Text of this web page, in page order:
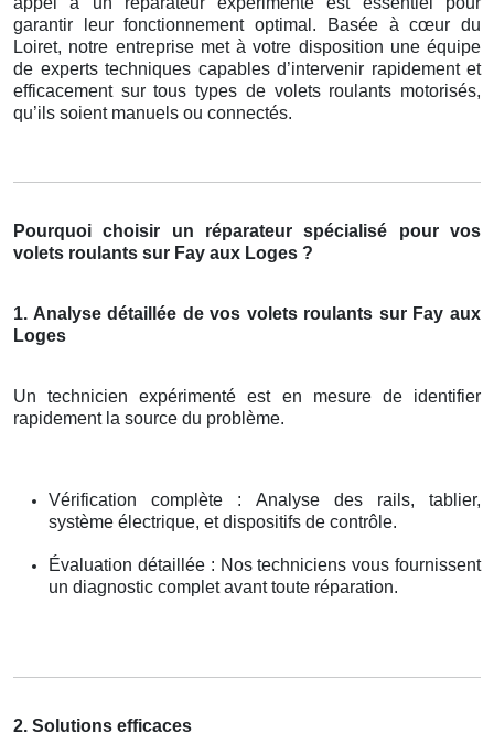
garantir leur fonctionnement optimal. Basée à cœur du
Loiret, notre entreprise met à votre disposition une équipe
de experts techniques capables d’intervenir rapidement et
efficacement sur tous types de volets roulants motorisés,
qu’ils soient manuels ou connectés.
Pourquoi choisir un réparateur spécialisé pour vos
volets roulants sur Fay aux Loges ?
1. Analyse détaillée de vos volets roulants sur Fay aux
Loges
Un technicien expérimenté est en mesure de identifier
rapidement la source du problème.
Vérification complète : Analyse des rails, tablier,
système électrique, et dispositifs de contrôle.
Évaluation détaillée : Nos techniciens vous fournissent
un diagnostic complet avant toute réparation.
2. Solutions efficaces